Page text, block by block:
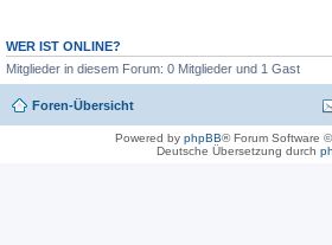
WER IST ONLINE?
Mitglieder in diesem Forum: 0 Mitglieder und 1 Gast
Foren-Übersicht
Powered by phpBB® Forum Software
Deutsche Übersetzung durch